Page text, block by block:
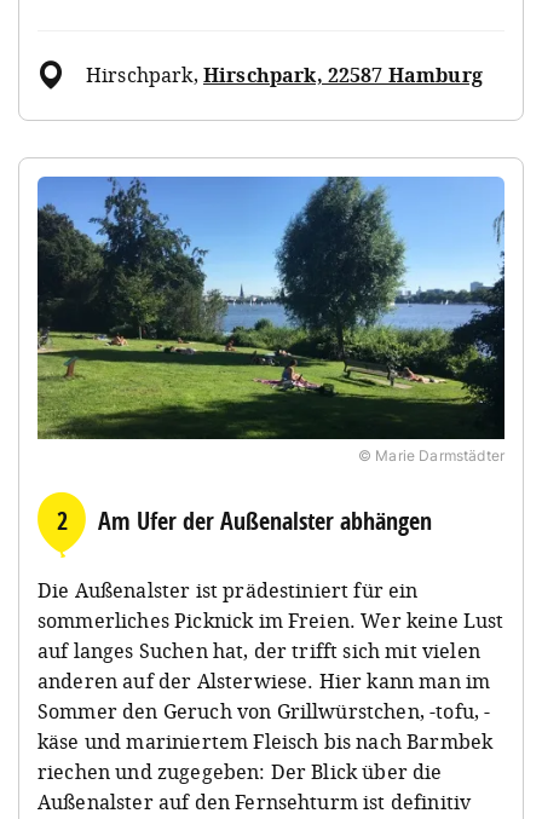
Hirschpark, Hirschpark, 22587 Hamburg
© Marie Darmstädter
2 Am Ufer der Außenalster abhängen
Die Außenalster ist prädestiniert für ein
sommerliches Picknick im Freien. Wer keine Lust
auf langes Suchen hat, der trifft sich mit vielen
anderen auf der Alsterwiese. Hier kann man im
Sommer den Geruch von Grillwürstchen, -tofu, -
käse und mariniertem Fleisch bis nach Barmbek
riechen und zugegeben: Der Blick über die
Außenalster auf den Fernsehturm ist definitiv